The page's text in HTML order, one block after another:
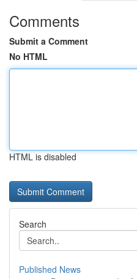
Comments
Submit a Comment
No HTML
HTML is disabled
Search
Published News